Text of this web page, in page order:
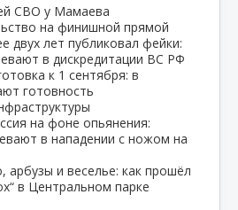
СВО у Мамаева
на финишной прямой
двух лет публиковал фейки:
в дискредитации ВС РФ
к 1 сентября: в
готовность
на фоне опьянения:
в нападении с ножом на
арбузы и веселье: как прошёл
в Центральном парке